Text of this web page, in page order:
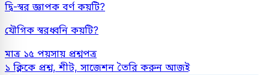
দ্বি-স্বর জ্ঞাপক বর্ণ কয়টি?
যৌগিক স্বরধ্বনি কয়টি?
মাত্র ১৫ পয়সায় প্রশ্নপত্র
১ ক্লিকে প্রশ্ন, শীট, সাজেশন তৈরি করুন আজই